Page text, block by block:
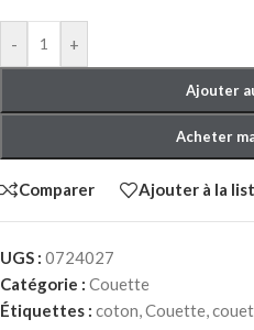
- +
Ajouter
Acheter
Comparer Ajouter à la
UGS : 0724027
Catégorie : Couette
Étiquettes : coton,Couette,